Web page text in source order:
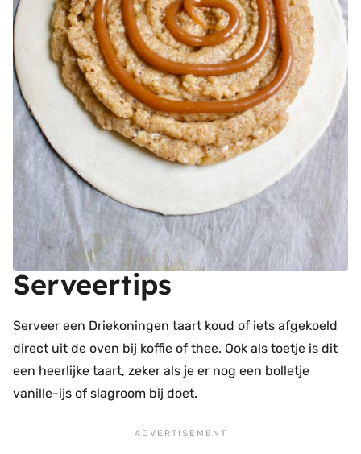
Serveertips
Serveer een Driekoningen taart koud of iets afgekoeld
direct uit de oven bij koffie of thee. Ook als toetje is dit
een heerlijke taart, zeker als je er nog een bolletje
vanille-ijs of slagroom bij doet.